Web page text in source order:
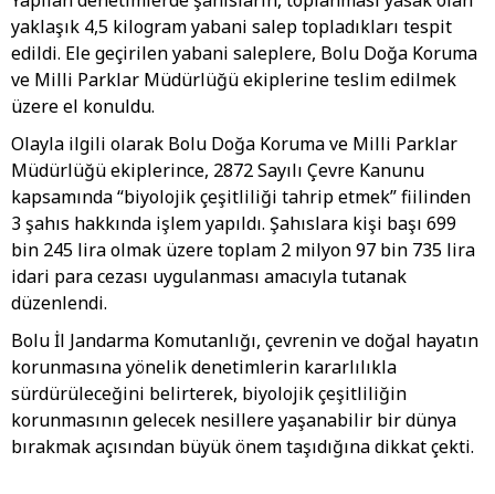
yaklaşık 4,5 kilogram yabani salep topladıkları tespit
edildi. Ele geçirilen yabani saleplere, Bolu Doğa Koruma
ve Milli Parklar Müdürlüğü ekiplerine teslim edilmek
üzere el konuldu.
Olayla ilgili olarak Bolu Doğa Koruma ve Milli Parklar
Müdürlüğü ekiplerince, 2872 Sayılı Çevre Kanunu
kapsamında “biyolojik çeşitliliği tahrip etmek” fiilinden
3 şahıs hakkında işlem yapıldı. Şahıslara kişi başı 699
bin 245 lira olmak üzere toplam 2 milyon 97 bin 735 lira
idari para cezası uygulanması amacıyla tutanak
düzenlendi.
Bolu İl Jandarma Komutanlığı, çevrenin ve doğal hayatın
korunmasına yönelik denetimlerin kararlılıkla
sürdürüleceğini belirterek, biyolojik çeşitliliğin
korunmasının gelecek nesillere yaşanabilir bir dünya
bırakmak açısından büyük önem taşıdığına dikkat çekti.